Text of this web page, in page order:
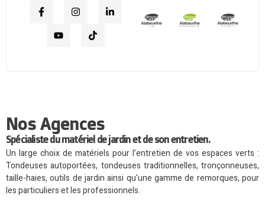
Nos Agences
Spécialiste du matériel de jardin et de son entretien.
Un large choix de matériels pour l’entretien de vos espaces verts :
Tondeuses autoportées, tondeuses traditionnelles, tronçonneuses,
taille-haies, outils de jardin ainsi qu’une gamme de remorques, pour
les particuliers et les professionnels.